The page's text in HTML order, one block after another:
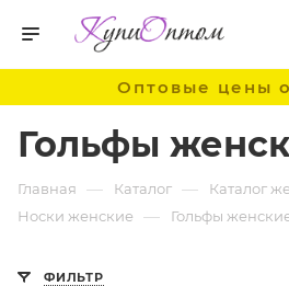
Оптовые цены
Гольфы
Главная — Каталог — Каталог
Носки женские — Гольфы
ФИЛЬТР